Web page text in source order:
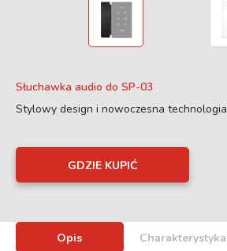
Słuchawka audio do SP-03
Stylowy design i nowoczesna technologia
GDZIE KUPIĆ
Opis Charakterystyka